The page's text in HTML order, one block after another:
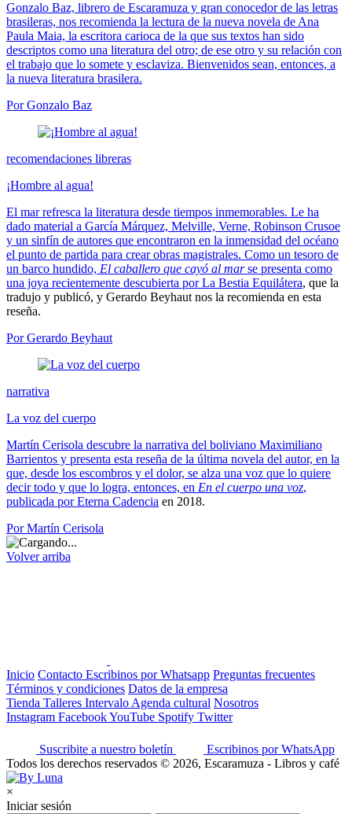
Gonzalo Baz, librero de Escaramuza y gran conocedor de las letras
brasileras, nos recomienda la lectura de la nueva novela de Ana
Paula Maia, la escritora carioca de la que sus textos han sido
descriptos como una literatura del otro; de ese otro y su relación con
el trabajo que lo somete y esclaviza. Bienvenidos sean, entonces, a
la nueva literatura brasilera.
Por Gonzalo Baz
recomendaciones libreras
¡Hombre al agua!
El mar refresca la literatura desde tiempos inmemorables. Le ha
dado material a García Márquez, Melville, Verne, Robinson Crusoe
y un sinfín de autores que encontraron en la inmensidad del océano
el punto de partida para crear obras magistrales. Como un tesoro de
un barco hundido, El caballero que cayó al marse presenta como
una joya recientemente descubierta porLa Bestia Equilátera, que la
tradujo y publicó, y Gerardo Beyhaut nos la recomienda en esta
reseña.
Por Gerardo Beyhaut
narrativa
La voz del cuerpo
Martín Cerisola descubre la narrativa del boliviano Maximiliano
Barrientos y presenta esta reseña de la última novela del autor, en la
que, desde los escombros y el dolor, se alza una voz que lo quiere
decir todo y que lo logra, entonces, en En el cuerpo una voz,
publicada porEterna Cadencia en 2018.
Por Martín Cerisola
Volver arriba
Inicio Contacto Escribinos por Whatsapp Preguntas frecuentes
Términos y condiciones Datos de la empresa
Tienda Talleres Intervalo Agenda cultural Nosotros
Instagram FacebookYouTube Spotify Twitter
Suscribite a nuestro boletín
Escribinos por WhatsApp
Todos los derechos reservados © 2026, Escaramuza - Libros y café
×
Iniciar sesión